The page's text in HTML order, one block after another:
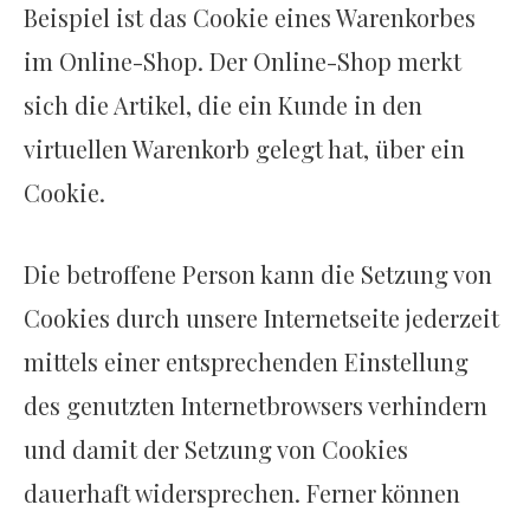
Beispiel ist das Cookie eines Warenkorbes
im Online-Shop. Der Online-Shop merkt
sich die Artikel, die ein Kunde in den
virtuellen Warenkorb gelegt hat, über ein
Cookie.
Die betroffene Person kann die Setzung von
Cookies durch unsere Internetseite jederzeit
mittels einer entsprechenden Einstellung
des genutzten Internetbrowsers verhindern
und damit der Setzung von Cookies
dauerhaft widersprechen. Ferner können